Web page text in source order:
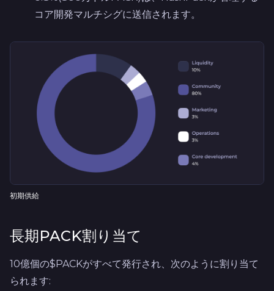
コア開発マルチシグに送信されます。
初期供給
長期PACK割り当て
10億個の$PACKがすべて発行され、次のように割り当て
られます: